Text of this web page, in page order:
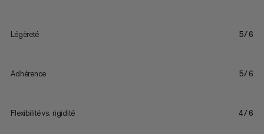
Légèreté 5/6
Adhérence 5/6
Flexibilité vs. rigidité 4/6